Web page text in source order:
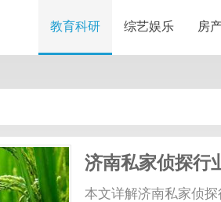
教育科研 综艺娱乐 房
济南私家侦探行
本文详解济南私家侦